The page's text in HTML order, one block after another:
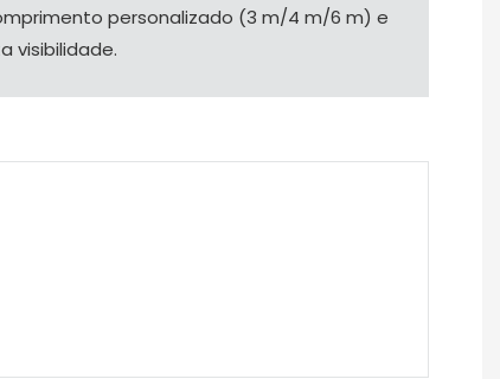
personalizado (3 m/4 m/6 m) e
visibilidade.